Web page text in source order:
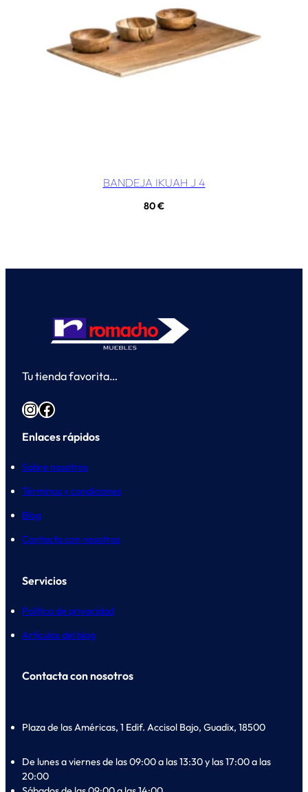
BANDEJA IKUAH J 4
80€
Tu tienda favorita…
InstagramFacebook
Enlaces rápidos
Sobre nosotros
Términos y condiciones
Blog
Contacta con nosotros
Servicios
Política de privacidad
Artículos del blog
Contacta con nosotros
Plaza de las Américas, 1 Edif. Accisol Bajo, Guadix, 18500
De lunes a viernes de las 09:00 a las 13:30 y las 17:00 a las
20:00